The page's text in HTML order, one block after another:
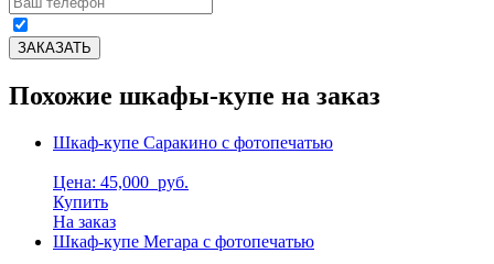
Похожие шкафы-купе на заказ
Шкаф-купе Саракино с фотопечатью
Цена: 45,000 руб.
Купить
На заказ
Шкаф-купе Мегара с фотопечатью